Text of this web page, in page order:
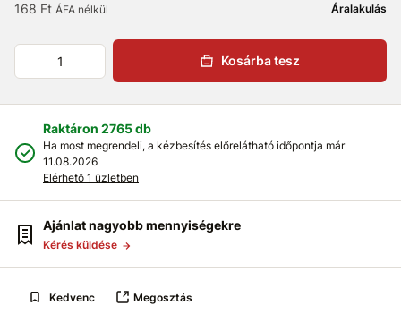
168 Ft ÁFA nélkül Áralakulás
Kosárba tesz
Raktáron 2765 db
Ha most megrendeli, a kézbesítés előrelátható időpontja már
11.08.2026
Elérhető 1 üzletben
Ajánlat nagyobb mennyiségekre
Kérés küldése
Kedvenc Megosztás